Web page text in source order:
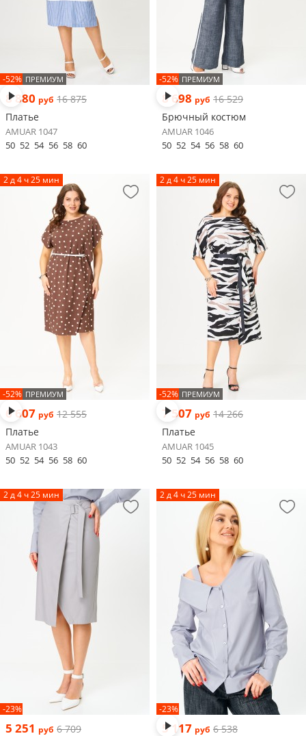
-52% ПРЕМИУМ
8 880 руб 16 875
Платье
AMUAR 1047
50 52 54 56 58 60
-52% ПРЕМИУМ
8 698 руб 16 529
Брючный костюм
AMUAR 1046
50 52 54 56 58 60
2 д 4 ч 25 мин
-52% ПРЕМИУМ
6 607 руб 12 555
Платье
AMUAR 1043
50 52 54 56 58 60
2 д 4 ч 25 мин
-52% ПРЕМИУМ
7 507 руб 14 266
Платье
AMUAR 1045
50 52 54 56 58 60
2 д 4 ч 25 мин
-23%
5 251 руб 6 709
2 д 4 ч 25 мин
-23%
5 117 руб 6 538